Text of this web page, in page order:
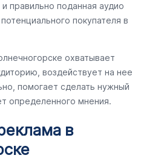
правильно поданная аудио
покупателя в
охватывает
воздействует на нее
помогает сделать нужный
определенного мнения.
в